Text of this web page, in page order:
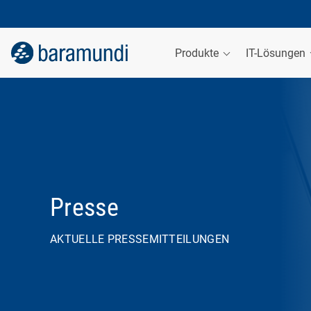
Produkte IT-Lösungen
Presse
AKTUELLE PRESSEMITTEILUNGEN